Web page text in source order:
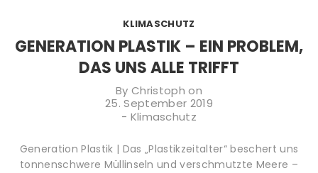
KLIMASCHUTZ
GENERATION PLASTIK – EIN PROBLEM,
DAS UNS ALLE TRIFFT
By Christoph on
25. September 2019
- Klimaschutz
Generation Plastik | Das „Plastikzeitalter“ beschert uns
tonnenschwere Müllinseln und verschmutzte Meere –